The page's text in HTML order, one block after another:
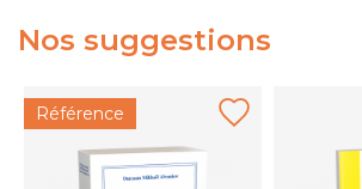
Nos suggestions
Référence